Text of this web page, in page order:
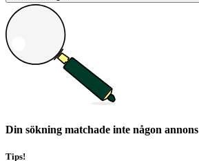
Din sökning matchade inte någon annons
Tips!